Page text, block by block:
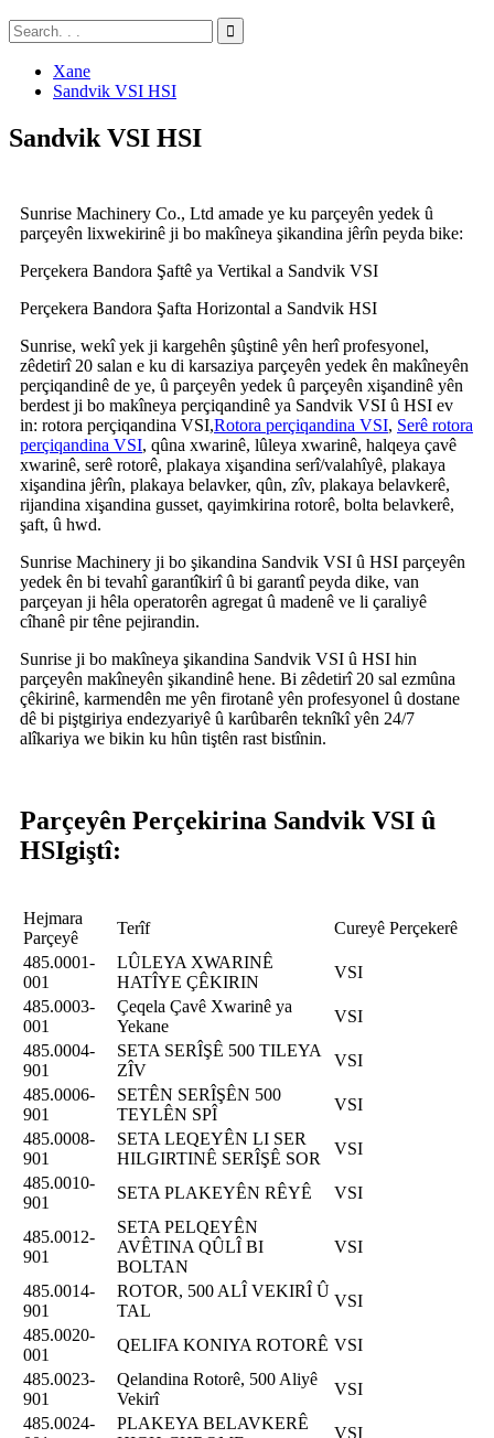
Xane
Sandvik VSI HSI
Sandvik VSI HSI
Sunrise Machinery Co., Ltd amade ye ku parçeyên yedek û
parçeyên lixwekirinê ji bo makîneya şikandina jêrîn peyda bike:
Perçekera Bandora Şaftê ya Vertikal a Sandvik VSI
Perçekera Bandora Şafta Horizontal a Sandvik HSI
Sunrise, wekî yek ji kargehên şûştinê yên herî profesyonel,
zêdetirî 20 salan e ku di karsaziya parçeyên yedek ên makîneyên
perçiqandinê de ye, û parçeyên yedek û parçeyên xişandinê yên
berdest ji bo makîneya perçiqandinê ya Sandvik VSI û HSI ev
in: rotora perçiqandina VSI,Rotora perçiqandina VSI, Serê rotora
perçiqandina VSI, qûna xwarinê, lûleya xwarinê, halqeya çavê
xwarinê, serê rotorê, plakaya xişandina serî/valahîyê, plakaya
xişandina jêrîn, plakaya belavker, qûn, zîv, plakaya belavkerê,
rijandina xişandina gusset, qayimkirina rotorê, bolta belavkerê,
şaft, û hwd.
Sunrise Machinery ji bo şikandina Sandvik VSI û HSI parçeyên
yedek ên bi tevahî garantîkirî û bi garantî peyda dike, van
parçeyan ji hêla operatorên agregat û madenê ve li çaraliyê
cîhanê pir têne pejirandin.
Sunrise ji bo makîneya şikandina Sandvik VSI û HSI hin
parçeyên makîneyên şikandinê hene. Bi zêdetirî 20 sal ezmûna
çêkirinê, karmendên me yên firotanê yên profesyonel û dostane
dê bi piştgiriya endezyariyê û karûbarên teknîkî yên 24/7
alîkariya we bikin ku hûn tiştên rast bistînin.
Parçeyên Perçekirina Sandvik VSI û
HSIgiştî:
Hejmara
Parçeyê
Terîf
Cureyê Perçekerê
485.0001-
001
LÛLEYA XWARINÊ
HATÎYE ÇÊKIRIN
VSI
485.0003-
001
Çeqela Çavê Xwarinê ya
Yekane
VSI
485.0004-
901
SETA SERÎŞÊ 500 TILEYA
ZÎV
VSI
485.0006-
901
SETÊN SERÎŞÊN 500
TEYLÊN SPÎ
VSI
485.0008-
901
SETA LEQEYÊN LI SER
HILGIRTINÊ SERÎŞÊ SOR
VSI
485.0010-
901
SETA PLAKEYÊN RÊYÊ VSI
485.0012-
901
SETA PELQEYÊN
AVÊTINA QÛLÎ BI
BOLTAN
VSI
485.0014-
901
ROTOR, 500 ALÎ VEKIRÎ Û
TAL
VSI
485.0020-
001
QELIFA KONIYA ROTORÊ VSI
485.0023-
901
Qelandina Rotorê, 500 Aliyê
Vekirî
VSI
485.0024-
PLAKEYA BELAVKERÊ
VSI